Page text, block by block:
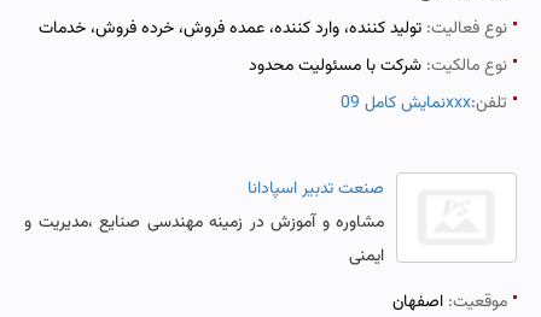
نوع فعالیت: تولید کننده، وارد کننده، عمده فروش، خرده فروش، خدمات
نوع مالکیت: شرکت با مسئولیت محدود
تلفن:نمایش کامل 09xxx
صنعت تدبیر اسپادانا
مشاوره و آموزش در زمینه مهندسی صنایع ،مدیریت و
ایمنی
موقعیت: اصفهان